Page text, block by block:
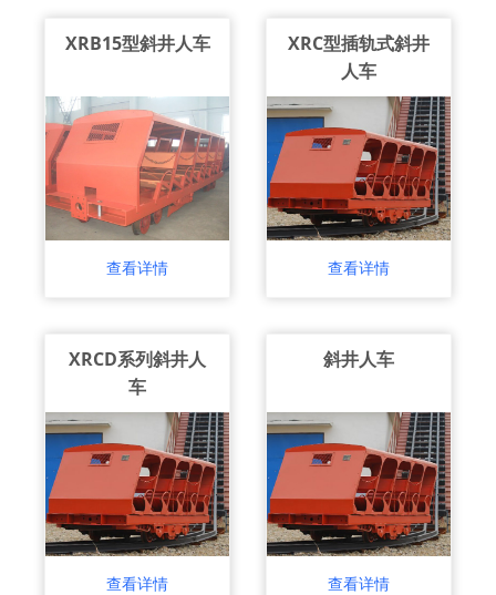
XRB15型斜井人车
查看详情
XRC型插轨式斜井
人车
查看详情
XRCD系列斜井人
车
查看详情
斜井人车
查看详情